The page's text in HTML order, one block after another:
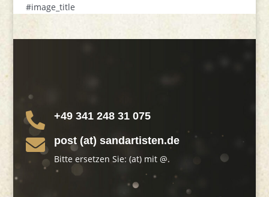
#image_title
 +49 341 248 31 075
 post (at) sandartisten.de
Bitte ersetzen Sie: (at) mit @.